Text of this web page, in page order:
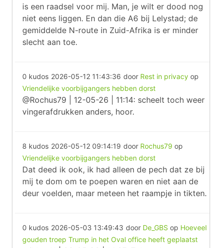
is een raadsel voor mij. Man, je wilt er dood nog
niet eens liggen. En dan die A6 bij Lelystad; de
gemiddelde N-route in Zuid-Afrika is er minder
slecht aan toe.
0 kudos 2026-05-12 11:43:36 door Rest in privacy op
Vriendelijke voorbijgangers hebben dorst
@Rochus79 | 12-05-26 | 11:14: scheelt toch weer
vingerafdrukken anders, hoor.
8 kudos 2026-05-12 09:14:19 door Rochus79 op
Vriendelijke voorbijgangers hebben dorst
Dat deed ik ook, ik had alleen de pech dat ze bij
mij te dom om te poepen waren en niet aan de
deur voelden, maar meteen het raampje in tikten.
0 kudos 2026-05-03 13:49:43 door De_GBS op Hoeveel
gouden troep Trump in het Oval office heeft geplaatst